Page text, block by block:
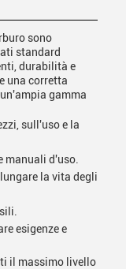
sono
standard
durabilità e
una corretta
gamma
sull'uso e la
manuali d'uso.
la vita degli
esigenze e
il massimo livello